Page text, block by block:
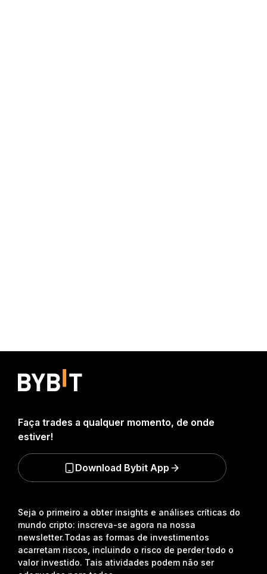
Seja o primeiro a obter insights e análises críticas do
mundo cripto: inscreva-se agora na nossa
newsletter.Todas as formas de investimentos
acarretam riscos, incluindo o risco de perder todo o
valor investido. Tais atividades podem não ser
Faça trades a qualquer momento, de onde
estiver!
Download Bybit App